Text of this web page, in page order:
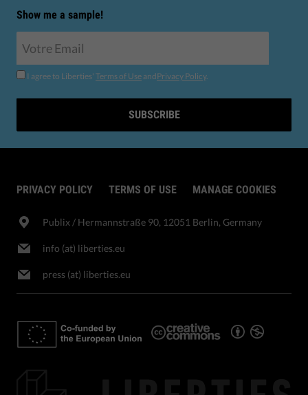
Show me a sample!
I agree to Liberties' Terms of Use andPrivacy Policy.
SUBSCRIBE
PRIVACY POLICY TERMS OF USE MANAGE COOKIES
Publix​ / Hermannstraße 90, 12051 Berlin, Germany
info (at) liberties.eu
press (at) liberties.eu